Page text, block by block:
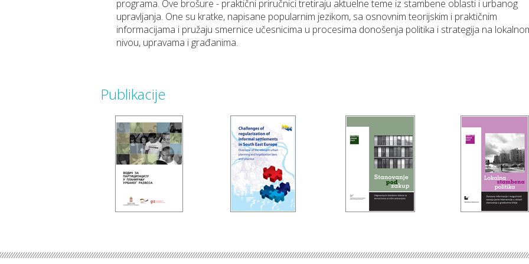
programa. Ove brošure - praktični priručnici tretiraju aktuelne teme iz stambene oblasti i urbanog
upravlјanja. One su kratke, napisane popularnim jezikom, sa osnovnim teorijskim i praktičnim
informacijama i pružaju smernice učesnicima u procesima donošenja politika i strategija na
nivou, upravama i građanima.
Publikacije